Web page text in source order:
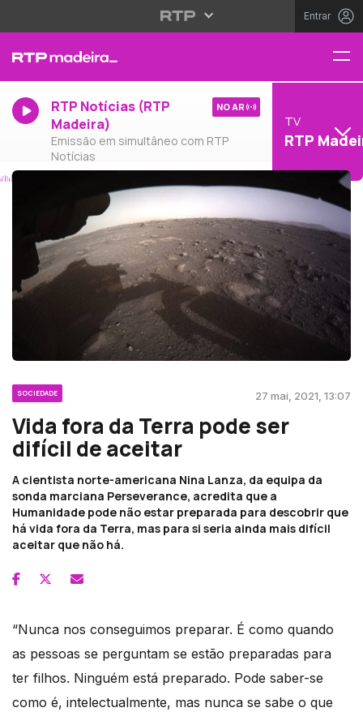
Entrar
RTP Notícias (RTP
Madeira)
Emissão em simultâneo com RTP
Notícias
NO AR
TV
RTP
SOCIEDADE 27 mai, 2021, 13:07
Vida fora da Terra pode ser
difícil de aceitar
A cientista norte-americana Nina Lanza, da equipa da
sonda marciana Perseverance, acredita que a
Humanidade pode não estar preparada para descobrir que
há vida fora da Terra, mas para si seria ainda mais difícil
aceitar que não há.
“Nunca nos conseguimos preparar. É como quando
as pessoas se perguntam se estão preparadas para
ter filhos. Ninguém está preparado. Pode saber-se
como é, intelectualmente, mas nunca se sabe o que